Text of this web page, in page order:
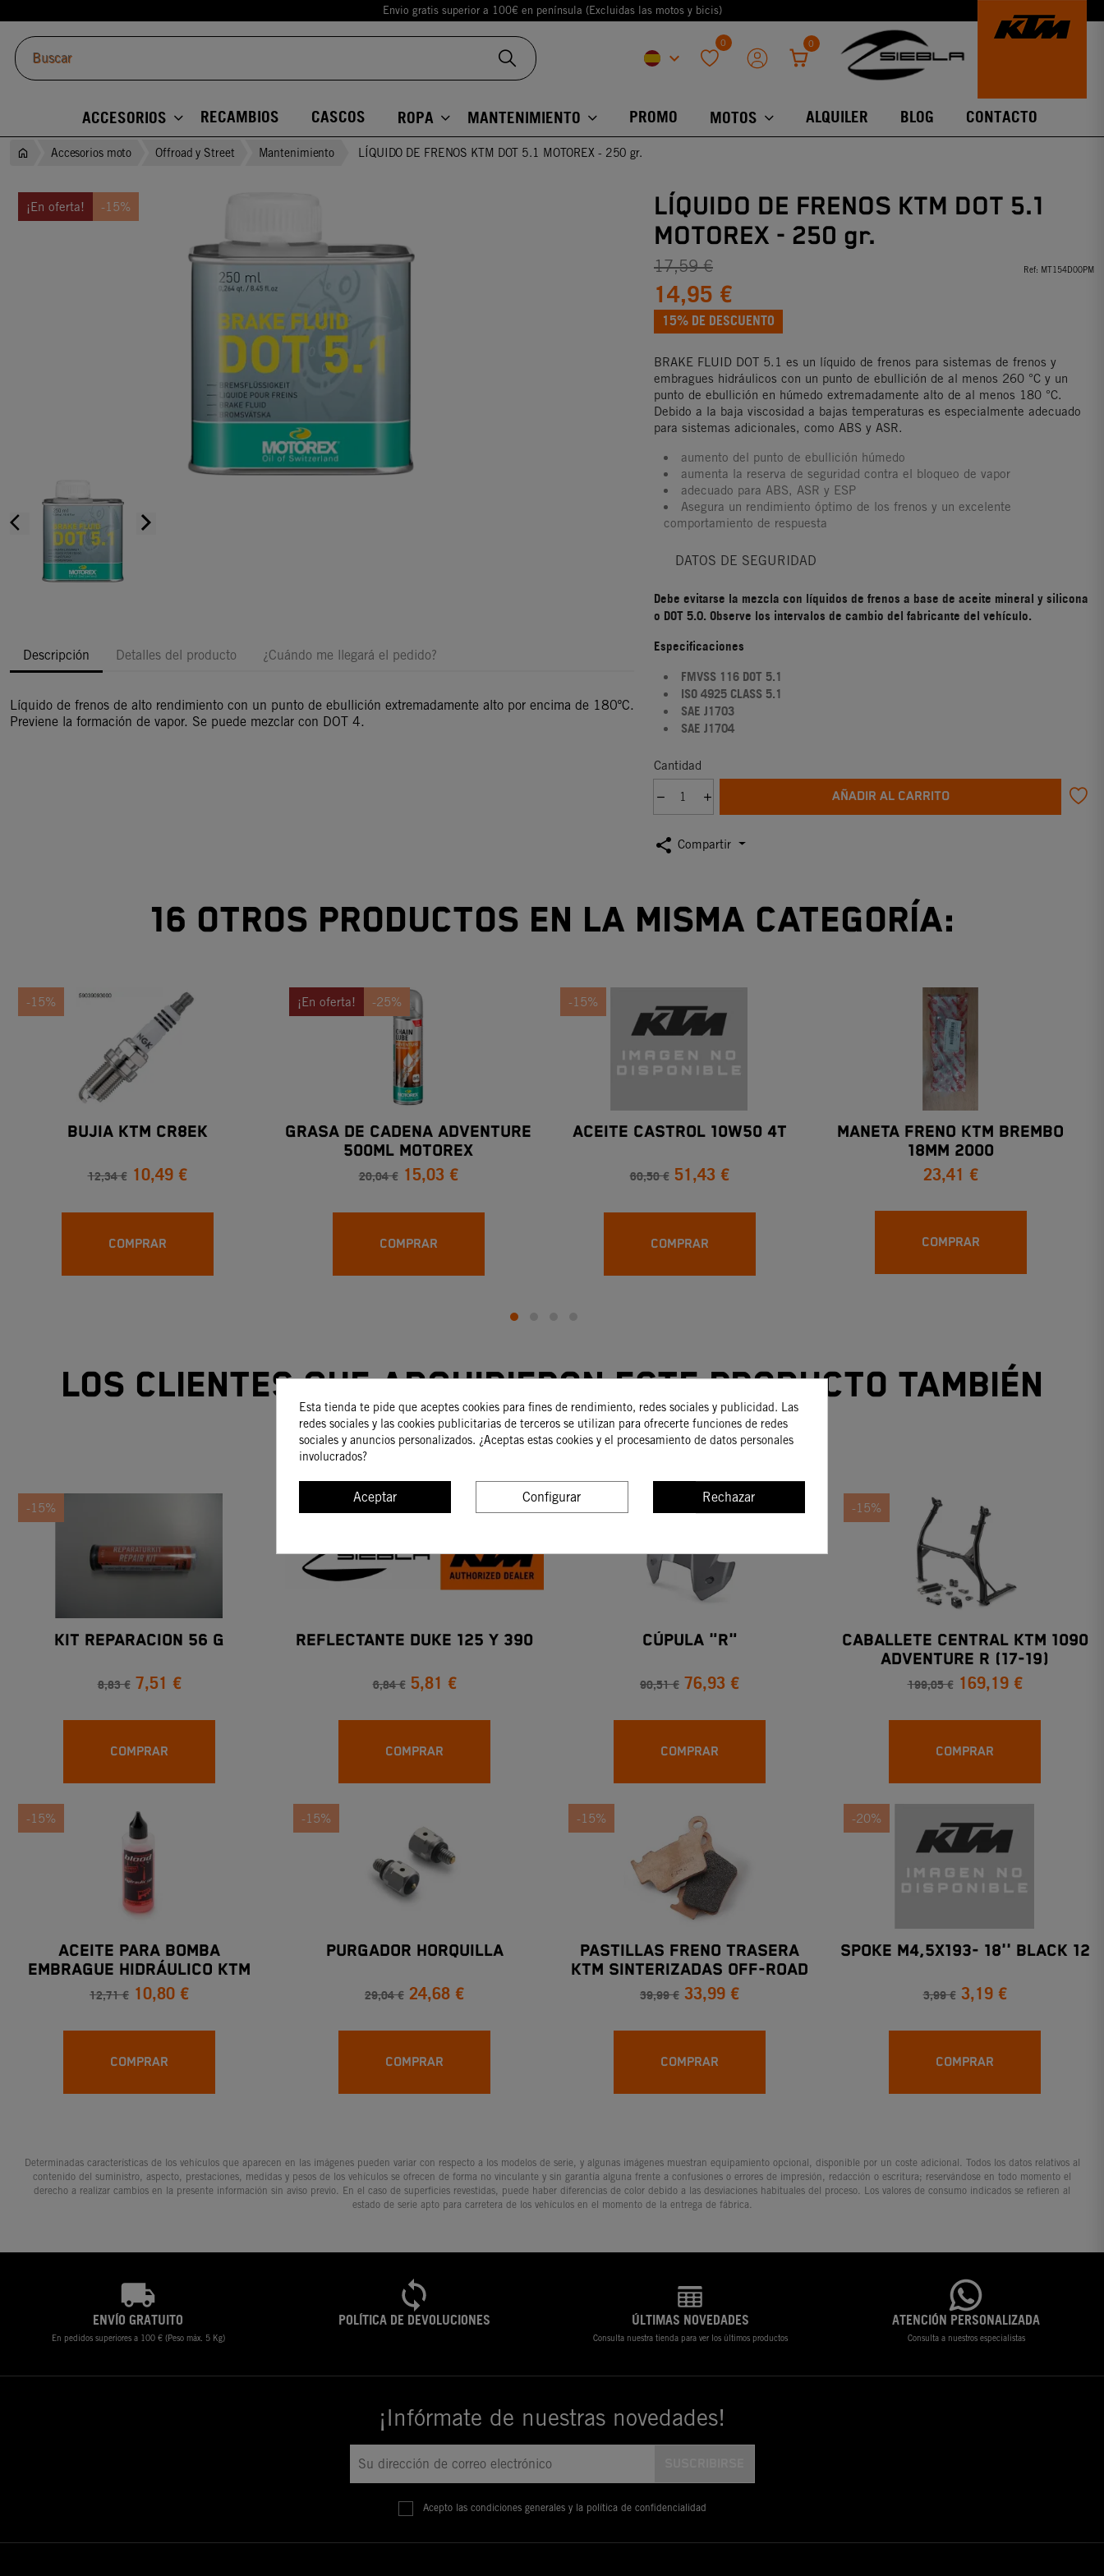
Envio gratis superior a 100€ en península (Excluidas las motos y bicis)
keyboard_arrow_down
0 0
ACCESORIOS RECAMBIOS CASCOS ROPA MANTENIMIENTO PROMO MOTOS ALQUILER BLOG CONTACTO
Accesorios moto Offroad y Street Mantenimiento LÍQUIDO DE FRENOS KTM DOT 5.1 MOTOREX - 250 gr.
¡En oferta! -15%
arrow_back_ios arrow_forward_ios
Descripción Detalles del producto ¿Cuándo me llegará el pedido?
Líquido de frenos de alto rendimiento con un punto de ebullición extremadamente alto por encima de 180ºC.
Previene la formación de vapor. Se puede mezclar con DOT 4.
LÍQUIDO DE FRENOS KTM DOT 5.1
MOTOREX - 250 gr.
17,59 €
14,95 €
15% DE DESCUENTO
Ref: MT154D00PM
BRAKE FLUID DOT 5.1 es un líquido de frenos para sistemas de frenos y
embragues hidráulicos con un punto de ebullición de al menos 260 °C y un
punto de ebullición en húmedo extremadamente alto de al menos 180 °C.
Debido a la baja viscosidad a bajas temperaturas es especialmente adecuado
para sistemas adicionales, como ABS y ASR.
aumento del punto de ebullición húmedo
aumenta la reserva de seguridad contra el bloqueo de vapor
adecuado para ABS, ASR y ESP
Asegura un rendimiento óptimo de los frenos y un excelente
comportamiento de respuesta
DATOS DE SEGURIDAD
Debe evitarse la mezcla con líquidos de frenos a base de aceite mineral y silicona
o DOT 5.0. Observe los intervalos de cambio del fabricante del vehículo.
Especificaciones
FMVSS 116 DOT 5.1
ISO 4925 CLASS 5.1
SAE J1703
SAE J1704
Cantidad
AÑADIR AL CARRITO
share Compartir
16 otros productos en la misma categoría:
-15%
BUJIA KTM CR8EK
12,34 € 10,49 €
COMPRAR
¡En oferta! -25%
GRASA DE CADENA ADVENTURE
500ML MOTOREX
20,04 € 15,03 €
COMPRAR
-15%
ACEITE CASTROL 10W50 4T
60,50 € 51,43 €
COMPRAR
MANETA FRENO KTM BREMBO
18MM 2000
23,41 €
COMPRAR
Los clientes que adquirieron este producto también
compraron:
-15%
KIT REPARACION 56 G
8,83 € 7,51 €
COMPRAR
REFLECTANTE DUKE 125 Y 390
6,84 € 5,81 €
COMPRAR
CÚPULA "R"
90,51 € 76,93 €
COMPRAR
-15%
CABALLETE CENTRAL KTM 1090
ADVENTURE R (17-19)
199,05 € 169,19 €
COMPRAR
-15%
ACEITE PARA BOMBA
EMBRAGUE HIDRÁULICO KTM
12,71 € 10,80 €
COMPRAR
-15%
PURGADOR HORQUILLA
29,04 € 24,68 €
COMPRAR
-15%
PASTILLAS FRENO TRASERA
KTM SINTERIZADAS OFF-ROAD
DESDE 2004
39,99 € 33,99 €
COMPRAR
-20%
SPOKE M4,5X193- 18'' BLACK 12
3,99 € 3,19 €
COMPRAR
Determinadas características de los vehículos que aparecen en las imágenes pueden variar con respecto a los modelos de serie, y algunas imágenes muestran equipamiento opcional, disponible por un coste adicional. Todos los datos relativos al
contenido del suministro, aspecto, prestaciones, medidas y pesos de los vehículos se ofrecen de forma no vinculante y sin garantía alguna frente a confusiones o errores de impresión, redacción o escritura; reservándose en todo momento el
derecho a realizar cambios en la presente información sin aviso previo. En el caso de superficies revestidas, puede haber diferencias de color debido a las desviaciones habituales del proceso. Los valores de consumo indicados se refieren al
estado de serie apto para carretera de los vehículos en el momento de la entrega de fábrica.
ENVÍO GRATUITO
En pedidos superiores a 100 € (Peso máx. 5 Kg)
POLÍTICA DE DEVOLUCIONES ÚLTIMAS NOVEDADES
Consulta nuestra tienda para ver los últimos productos
ATENCIÓN PERSONALIZADA
Consulta a nuestros especialistas
¡Infórmate de nuestras novedades!
Acepto las condiciones generales y la política de confidencialidad
Esta tienda te pide que aceptes cookies para fines de rendimiento, redes sociales y publicidad. Las
redes sociales y las cookies publicitarias de terceros se utilizan para ofrecerte funciones de redes
sociales y anuncios personalizados. ¿Aceptas estas cookies y el procesamiento de datos personales
involucrados?
Aceptar Configurar Rechazar